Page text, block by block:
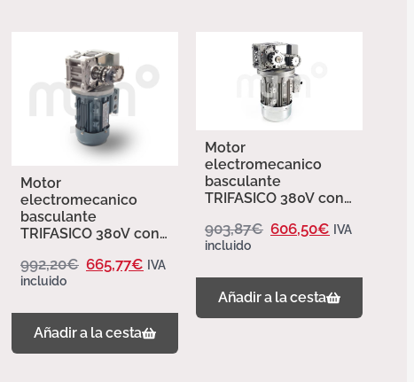
Motor
electromecanico
basculante
TRIFASICO 380V con
desbloqueo para
puertas basculantes
SIRIUS Erreka.
992,20€ 665,77€ IVA
incluido
Añadir a la cesta
Motor
electromecanico
basculante
TRIFASICO 380V con
carrera.PARA puertas
basculantes de hasta
903,87€ 606,50€ IVA
incluido
Añadir a la cesta